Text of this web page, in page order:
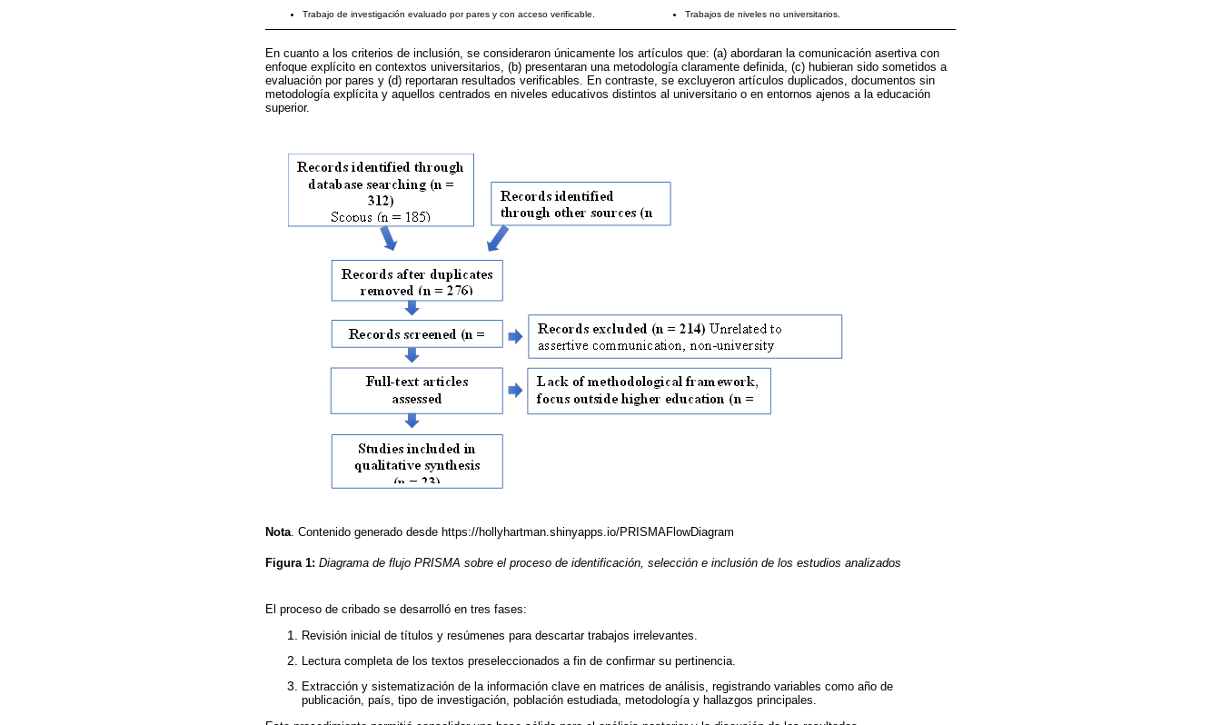
Trabajo de investigación evaluado por pares y con acceso verificable. Trabajos de niveles no universitarios.
En cuanto a los criterios de inclusión, se consideraron únicamente los artículos que: (a) abordaran la comunicación asertiva con
enfoque explícito en contextos universitarios, (b) presentaran una metodología claramente definida, (c) hubieran sido sometidos a
evaluación por pares y (d) reportaran resultados verificables. En contraste, se excluyeron artículos duplicados, documentos sin
metodología explícita y aquellos centrados en niveles educativos distintos al universitario o en entornos ajenos a la educación
superior.
Nota. Contenido generado desde https://hollyhartman.shinyapps.io/PRISMAFlowDiagram
Figura 1: Diagrama de flujo PRISMA sobre el proceso de identificación, selección e inclusión de los estudios analizados
El proceso de cribado se desarrolló en tres fases:
Revisión inicial de títulos y resúmenes para descartar trabajos irrelevantes.
Lectura completa de los textos preseleccionados a fin de confirmar su pertinencia.
Extracción y sistematización de la información clave en matrices de análisis, registrando variables como año de
publicación, país, tipo de investigación, población estudiada, metodología y hallazgos principales.